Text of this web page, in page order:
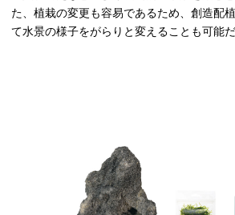
た、植栽の変更も容易であるため、創造配
て水景の様子をがらりと変えることも可能だ